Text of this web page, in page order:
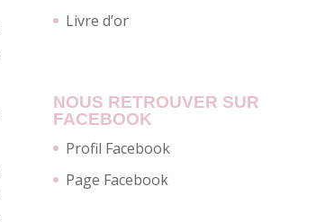
Livre d’or
NOUS RETROUVER SUR
FACEBOOK
Profil Facebook
Page Facebook